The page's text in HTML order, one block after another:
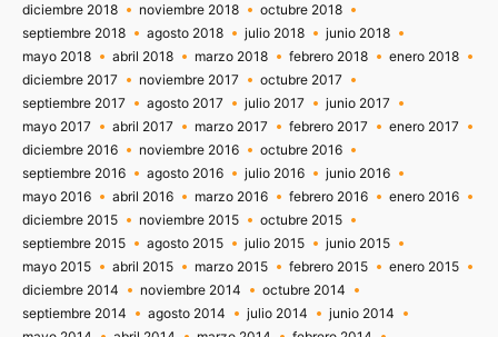
diciembre 2018
noviembre 2018
octubre 2018
septiembre 2018
agosto 2018 julio 2018
junio 2018
mayo 2018
abril 2018 marzo 2018 febrero 2018
enero 2018
diciembre 2017
noviembre 2017
octubre 2017
septiembre 2017
agosto 2017 julio 2017
junio 2017
mayo 2017
abril 2017 marzo 2017 febrero 2017
enero 2017
diciembre 2016
noviembre 2016
octubre 2016
septiembre 2016
agosto 2016 julio 2016
junio 2016
mayo 2016
abril 2016 marzo 2016 febrero 2016
enero 2016
diciembre 2015
noviembre 2015
octubre 2015
septiembre 2015
agosto 2015 julio 2015
junio 2015
mayo 2015
abril 2015 marzo 2015 febrero 2015
enero 2015
diciembre 2014
noviembre 2014
octubre 2014
septiembre 2014
agosto 2014 julio 2014
junio 2014